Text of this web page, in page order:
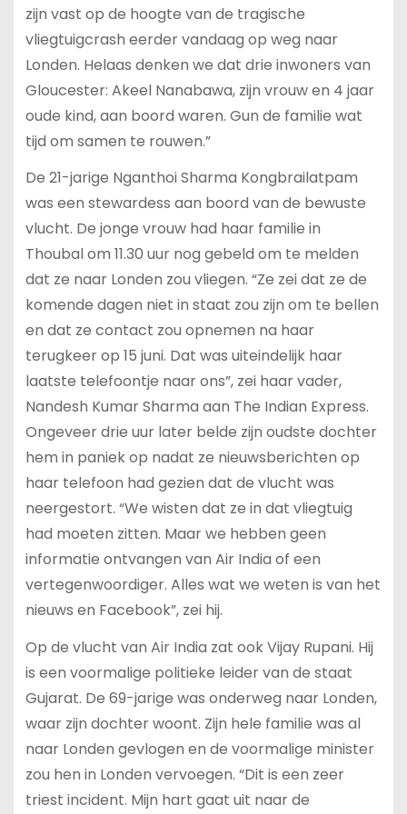
zijn vast op de hoogte van de tragische
vliegtuigcrash eerder vandaag op weg naar
Londen. Helaas denken we dat drie inwoners van
Gloucester: Akeel Nanabawa, zijn vrouw en 4 jaar
oude kind, aan boord waren. Gun de familie wat
tijd om samen te rouwen.”
De 21-jarige Nganthoi Sharma Kongbrailatpam
was een stewardess aan boord van de bewuste
vlucht. De jonge vrouw had haar familie in
Thoubal om 11.30 uur nog gebeld om te melden
dat ze naar Londen zou vliegen. “Ze zei dat ze de
komende dagen niet in staat zou zijn om te bellen
en dat ze contact zou opnemen na haar
terugkeer op 15 juni. Dat was uiteindelijk haar
laatste telefoontje naar ons”, zei haar vader,
Nandesh Kumar Sharma aan The Indian Express.
Ongeveer drie uur later belde zijn oudste dochter
hem in paniek op nadat ze nieuwsberichten op
haar telefoon had gezien dat de vlucht was
neergestort. “We wisten dat ze in dat vliegtuig
had moeten zitten. Maar we hebben geen
informatie ontvangen van Air India of een
vertegenwoordiger. Alles wat we weten is van het
nieuws en Facebook”, zei hij.
Op de vlucht van Air India zat ook Vijay Rupani. Hij
is een voormalige politieke leider van de staat
Gujarat. De 69-jarige was onderweg naar Londen,
waar zijn dochter woont. Zijn hele familie was al
naar Londen gevlogen en de voormalige minister
zou hen in Londen vervoegen. “Dit is een zeer
triest incident. Mijn hart gaat uit naar de